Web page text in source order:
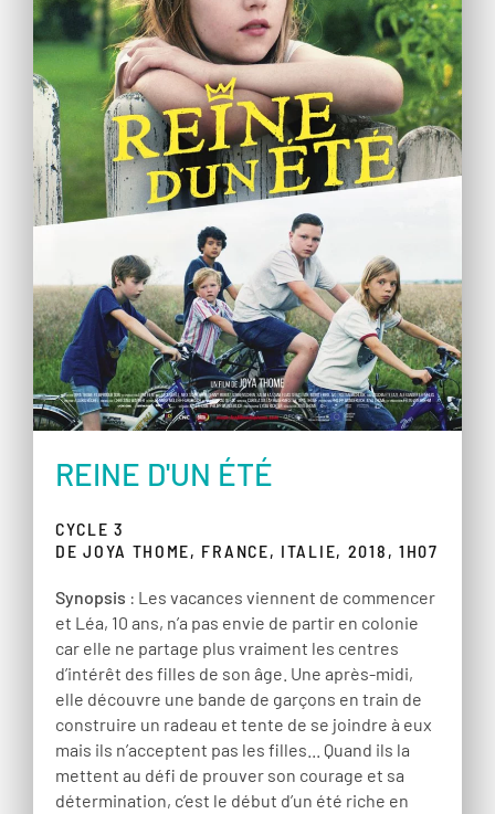
REINE D'UN ÉTÉ
CYCLE 3
DE JOYA THOME, FRANCE, ITALIE, 2018, 1H07
Synopsis : Les vacances viennent de commencer
et Léa, 10 ans, n’a pas envie de partir en colonie
car elle ne partage plus vraiment les centres
d’intérêt des filles de son âge. Une après-midi,
elle découvre une bande de garçons en train de
construire un radeau et tente de se joindre à eux
mais ils n’acceptent pas les filles... Quand ils la
mettent au défi de prouver son courage et sa
détermination, c’est le début d’un été riche en